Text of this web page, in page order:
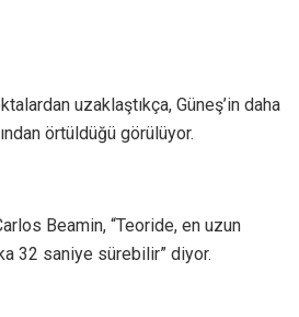
uzaklaştıkça, Güneş’in daha
örtüldüğü görülüyor.
Beamin, “Teoride, en uzun
32 saniye sürebilir” diyor.